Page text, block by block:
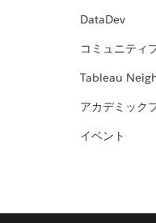
DataDev
コミュニティ
Tableau
アカデミック
イベント